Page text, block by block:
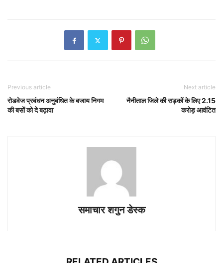
Previous article
रोडवेज प्रबंधन अनुबंधित के बजाय निगम
की बसों को दे बढ़ावा
Next article
नैनीताल जिले की सड़कों के लिए 2.15
करोड़ आवंटित
समाचार शगुन डेस्क